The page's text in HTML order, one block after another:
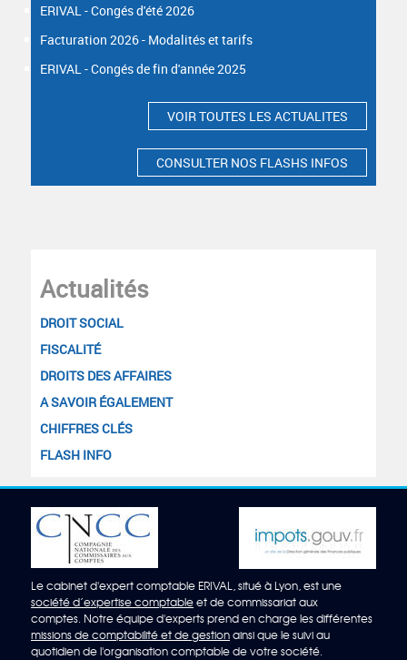
Actualités
DROIT SOCIAL
FISCALITÉ
DROITS DES AFFAIRES
A SAVOIR ÉGALEMENT
CHIFFRES CLÉS
FLASH INFO
ERIVAL - Congés d'été 2026
Facturation 2026 - Modalités et tarifs
ERIVAL - Congés de fin d'année 2025
VOIR TOUTES LES ACTUALITES
CONSULTER NOS FLASHS INFOS
Le cabinet d'expert comptable ERIVAL, situé à Lyon, est une
société d’expertise comptableet de commissariat aux
comptes. Notre équipe d'experts prend en charge les différentes
missions de comptabilité et de gestionainsi que le suivi au
quotidien de l'organisation comptable de votre société.